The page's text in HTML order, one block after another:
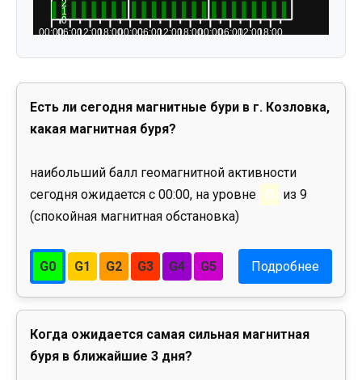
Есть ли сегодня магнитные бури в г. Козловка,
какая магнитная буря?
наибольший балл геомагнитной активности
сегодня ожидается с 00:00, на уровне
0
из 9
(спокойная магнитная обстановка)
G0 G1 G2 G3 G4 G5 Подробнее
Когда ожидается самая сильная магнитная
буря в ближайшие 3 дня?